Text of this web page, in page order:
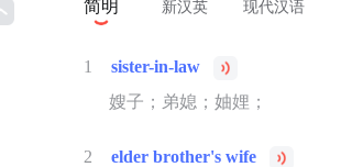
简明 新汉英 现代汉语
1
sister-in-law
嫂子；弟媳；妯娌；
2
elder brother's wife